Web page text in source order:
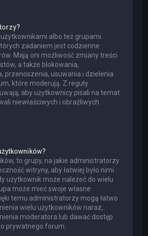
albo też grupami
zadaniem jest codzienne
Mają oni możliwość zmiany treści
a także blokowania,
przenoszenia, usuwania i dzielenia
które moderują. Z reguły
aby użytkownicy pisali na temat
niewłaściwych i obraźliwych
to grupy, na jakie administratorzy
witryny, aby łatwiej było nimi
użytkownik może należeć do wielu
może mieć swoje własne
temu administratorzy mogą łatwo
wielu użytkowników naraz,
moderatora lub dawać dostęp
prywatnego forum.